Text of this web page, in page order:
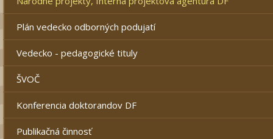
Plán vedecko odborných podujatí
Vedecko - pedagogické tituly
ŠVOČ
Konferencia doktorandov DF
Publikačná činnosť